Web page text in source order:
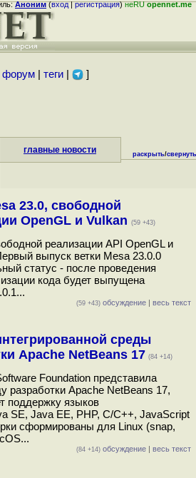
Аноним(вход|регистрация)неRUopennet.me
форум| теги| ]
главные новости раскрыть/свернуть
23.0, свободной
OpenGL и Vulkan (59 +43)
реализации API OpenGL и
выпуск ветки Mesa 23.0.0
статус - после проведения
кода будет выпущена
(59 +43) обсуждение | весь текст
среды
Apache NetBeans 17 (84 +14)
Foundation представила
разработки Apache NetBeans 17,
поддержку языков
SE, Java EE, PHP, C/C++, JavaScript
сформированы для Linux (snap,
(84 +14) обсуждение | весь текст